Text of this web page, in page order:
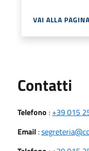
VAI ALLA PAGINA
Contatti
Telefono : +39 015
Email :